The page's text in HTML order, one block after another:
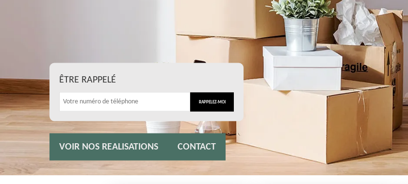
ÊTRE RAPPELÉ
VOIR NOS REALISATIONS CONTACT